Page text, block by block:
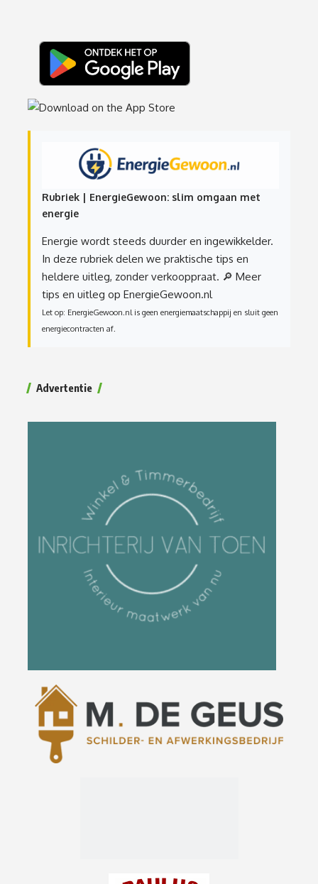
Rubriek | EnergieGewoon: slim omgaan met
energie
Energie wordt steeds duurder en ingewikkelder.
In deze rubriek delen we praktische tips en
heldere uitleg, zonder verkooppraat. 🔎 Meer
tips en uitleg op EnergieGewoon.nl
Let op: EnergieGewoon.nl is geen energiemaatschappij en sluit geen
energiecontracten af.
Advertentie